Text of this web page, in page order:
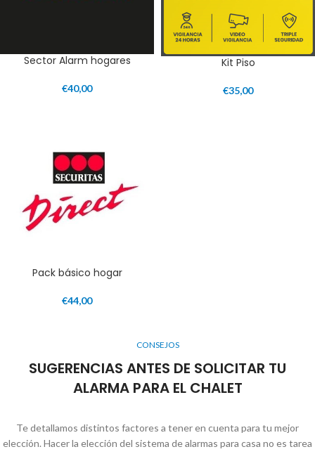
Sector Alarm hogares
€40,00
Kit Piso
€35,00
Pack básico hogar
€44,00
CONSEJOS
SUGERENCIAS ANTES DE SOLICITAR TU
ALARMA PARA EL CHALET
Te detallamos distintos factores a tener en cuenta para tu mejor
elección. Hacer la elección del sistema de alarmas para casa no es tarea